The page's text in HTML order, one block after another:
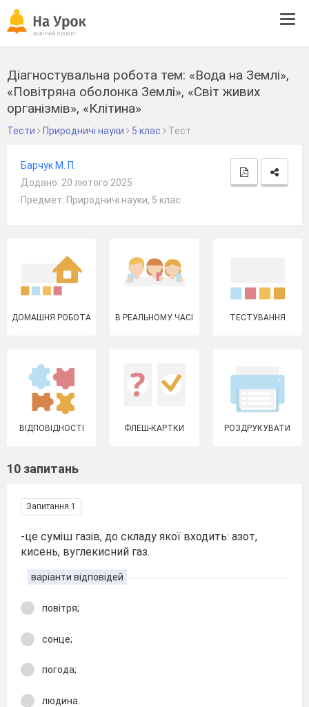
Діагностувальна робота тем: «Вода на Землі»,
«Повітряна оболонка Землі», «Світ живих
організмів», «Клітина»
Тести Природничі науки 5 клас Тест
Барчук М. П.
Додано: 20 лютого 2025
Предмет: Природничі науки, 5 клас
ДОМАШНЯ РОБОТА В РЕАЛЬНОМУ ЧАСІ ТЕСТУВАННЯ
ВІДПОВІДНОСТІ ФЛЕШ-КАРТКИ РОЗДРУКУВАТИ
10 запитань
Запитання 1
-це суміш газів, до складу якої входить: азот,
кисень, вуглекисний газ.
варіанти відповідей
повітря;
сонце;
погода;
людина.